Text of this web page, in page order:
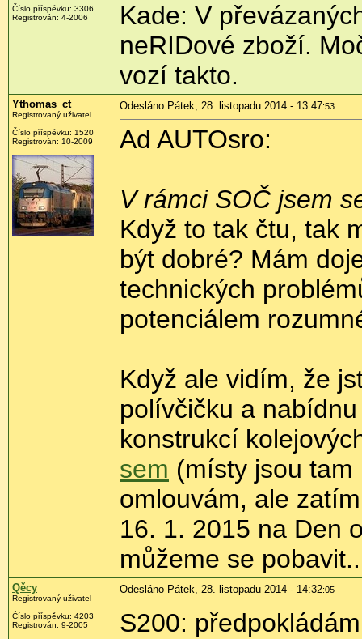
Číslo příspěvku: 3306
Registrován: 4-2006
Kade: V
neRIDové zboží.
vozí takto.
Ythomas_ct
Registrovaný uživatel
Číslo příspěvku: 1520
Registrován: 10-2009
Odesláno Pátek, 28. listopadu 2014 - 13:47:53
Ad AUTOsro:
V rámci SOČ jsem
Když to tak čtu, tak
být dobré? Mám
technických
potenciálem
Když ale vidím, že
polívčičku a
konstrukcí
sem (místy jsou
omlouvám, ale
16. 1. 2015 na Den
můžeme se
Qěcy
Registrovaný uživatel
Číslo příspěvku: 4203
Registrován: 9-2005
Odesláno Pátek, 28. listopadu 2014 - 14:32:05
S200: